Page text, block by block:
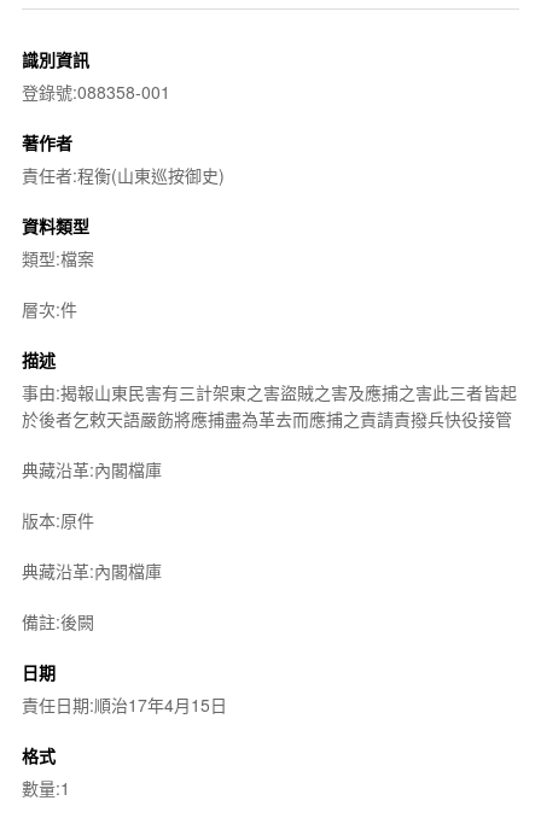
識別資訊
登錄號:088358-001
著作者
責任者:程衡(山東巡按御史)
資料類型
類型:檔案
層次:件
描述
事由:揭報山東民害有三計架東之害盜賊之害及應捕之害此三者皆起
於後者乞敕天語嚴飭將應捕盡為革去而應捕之責請責撥兵快役接管
典藏沿革:內閣檔庫
版本:原件
典藏沿革:內閣檔庫
備註:後闕
日期
責任日期:順治17年4月15日
格式
數量:1